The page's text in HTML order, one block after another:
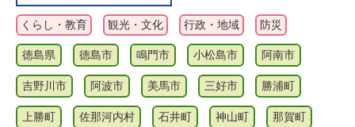
くらし・教育 観光・文化 行政・地域 防災
徳島県 徳島市 鳴門市 小松島市 阿南市
吉野川市 阿波市 美馬市 三好市 勝浦町
上勝町 佐那河内村 石井町 神山町 那賀町